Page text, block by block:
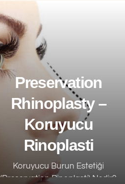
Preservation
Rhinoplasty –
Koruyucu
Rinoplasti
Koruyucu Burun Estetiği
(Preservation Rinoplasti) Nedir?